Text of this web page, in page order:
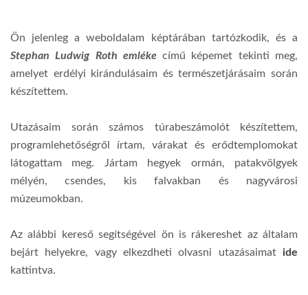
Ön jelenleg a weboldalam képtárában tartózkodik, és a
Stephan Ludwig Roth emlékecímű képemet tekinti meg,
amelyet erdélyi kirándulásaim és természetjárásaim során
készítettem.
Utazásaim során számos túrabeszámolót készítettem,
programlehetőségről írtam, várakat és erődtemplomokat
látogattam meg. Jártam hegyek ormán, patakvölgyek
mélyén, csendes, kis falvakban és nagyvárosi
múzeumokban.
Az alábbi kereső segítségével ön is rákereshet az általam
bejárt helyekre, vagy elkezdheti olvasni utazásaimat ide
kattintva.